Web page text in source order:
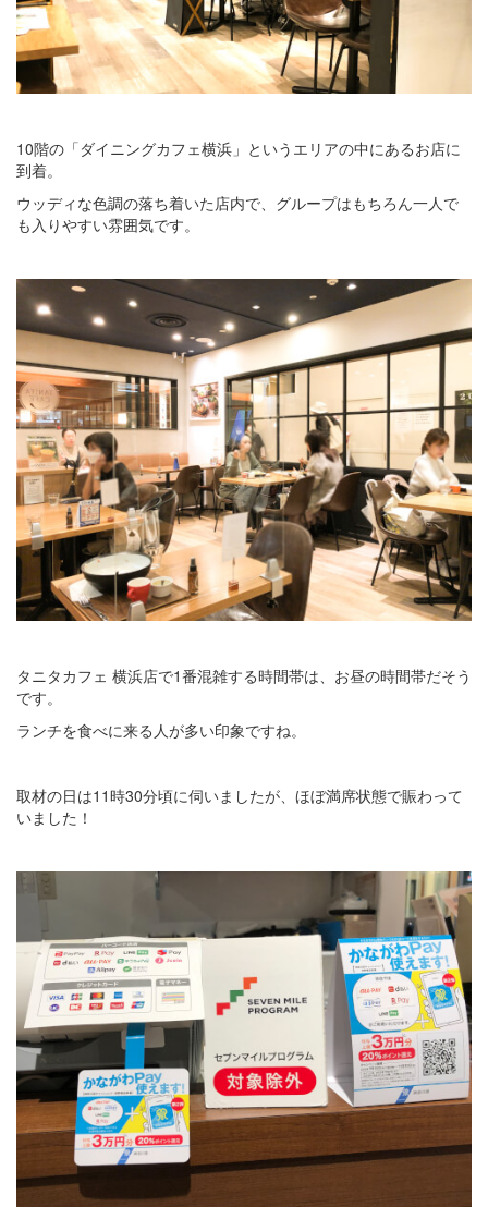
10階の「ダイニングカフェ横浜」というエリアの中にあるお店に
到着。
ウッディな色調の落ち着いた店内で、グループはもちろん一人で
も入りやすい雰囲気です。
タニタカフェ 横浜店で1番混雑する時間帯は、お昼の時間帯だそう
です。
ランチを食べに来る人が多い印象ですね。
取材の日は11時30分頃に伺いましたが、ほぼ満席状態で賑わって
いました！